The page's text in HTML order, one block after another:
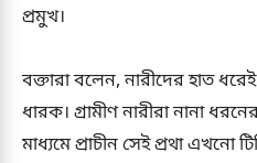
প্রমুখ।
বক্তারা বলেন, নারীদের হাত
ধারক। গ্রামীণ নারীরা নানা
মাধ্যমে প্রাচীন সেই প্রথা